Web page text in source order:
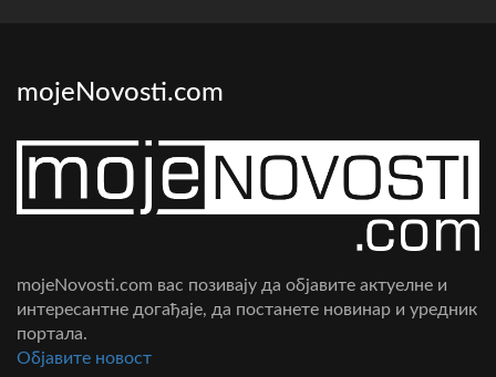
mojeNovosti.com
mojeNovosti.com вас позивају да објавите актуелне и
интересантне догађаје, да постанете новинар и уредник
портала.
Oбјавите новост